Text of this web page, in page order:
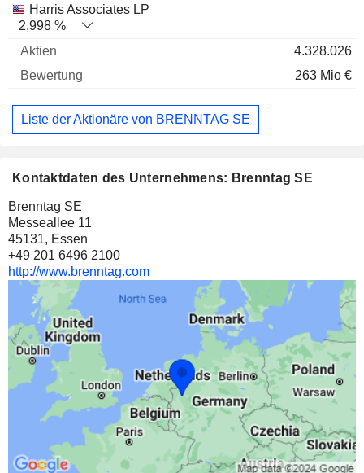
Harris Associates LP
2,998 %
4.328.026
263 Mio €
Liste der Aktionäre von BRENNTAG SE
Kontaktdaten des Unternehmens: Brenntag SE
Brenntag SE
Messeallee 11
45131, Essen
+49 201 6496 2100
http://www.brenntag.com